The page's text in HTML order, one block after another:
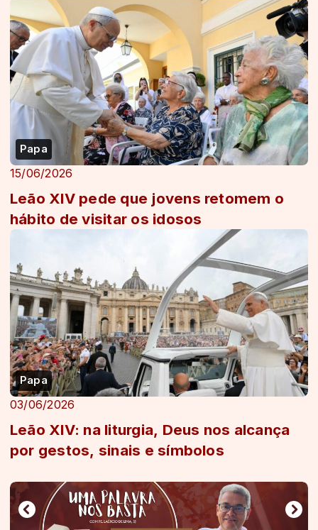
Papa
15/06/2026
Leão XIV pede que jovens retomem o
hábito de visitar os idosos
Papa
03/06/2026
Leão XIV: na liturgia, Deus nos alcança
por gestos, sinais e símbolos